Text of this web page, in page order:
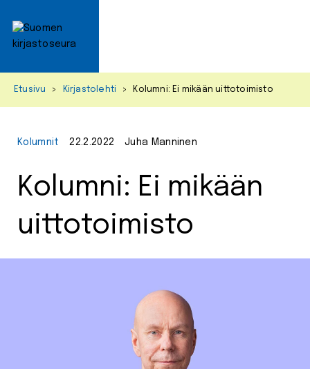
Etusivu > Kirjastolehti > Kolumni: Ei mikään uittotoimisto
Kolumnit 22.2.2022 Juha Manninen
Kolumni: Ei mikään
uittotoimisto